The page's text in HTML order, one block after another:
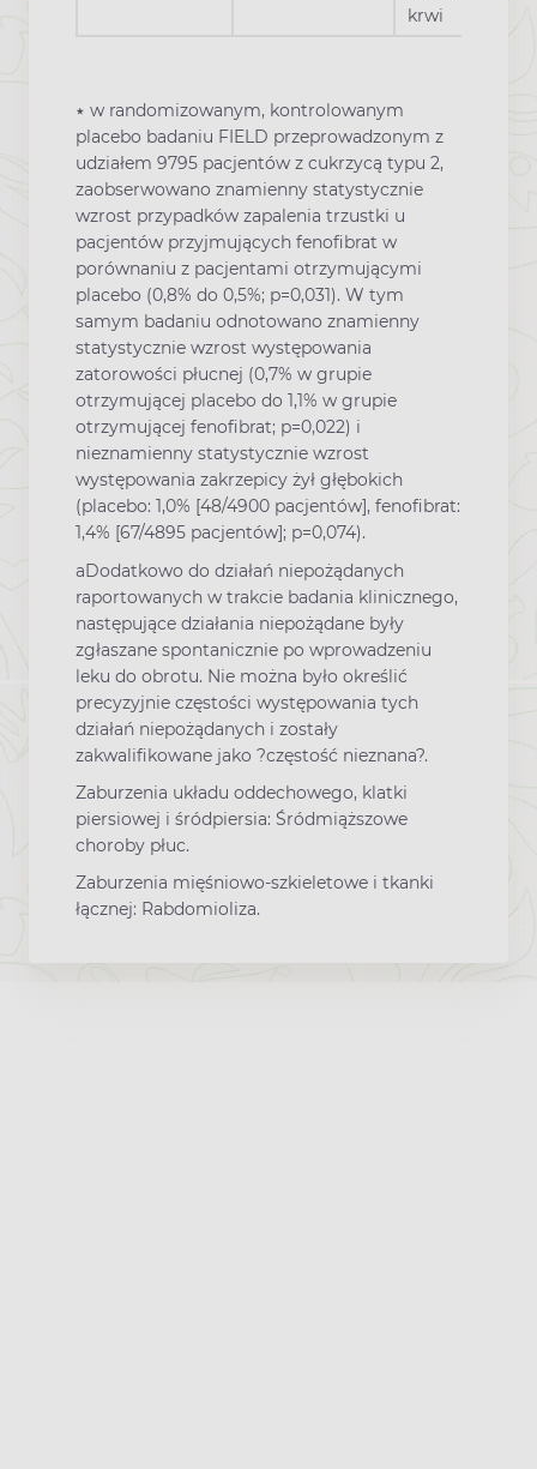
krwi
٭ w randomizowanym, kontrolowanym
placebo badaniu FIELD przeprowadzonym z
udziałem 9795 pacjentów z cukrzycą typu 2,
zaobserwowano znamienny statystycznie
wzrost przypadków zapalenia trzustki u
pacjentów przyjmujących fenofibrat w
porównaniu z pacjentami otrzymującymi
placebo (0,8% do 0,5%; p=0,031). W tym
samym badaniu odnotowano znamienny
statystycznie wzrost występowania
zatorowości płucnej (0,7% w grupie
otrzymującej placebo do 1,1% w grupie
otrzymującej fenofibrat; p=0,022) i
nieznamienny statystycznie wzrost
występowania zakrzepicy żył głębokich
(placebo: 1,0% [48/4900 pacjentów], fenofibrat:
1,4% [67/4895 pacjentów]; p=0,074).
aDodatkowo do działań niepożądanych
raportowanych w trakcie badania klinicznego,
następujące działania niepożądane były
zgłaszane spontanicznie po wprowadzeniu
leku do obrotu. Nie można było określić
precyzyjnie częstości występowania tych
działań niepożądanych i zostały
zakwalifikowane jako ?częstość nieznana?.
Zaburzenia układu oddechowego, klatki
piersiowej i śródpiersia: Śródmiąższowe
choroby płuc.
Zaburzenia mięśniowo-szkieletowe i tkanki
łącznej: Rabdomioliza.